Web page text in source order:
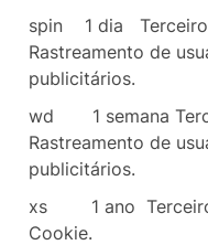
spin 1 dia
Rastreamento de
publicitários.
wd 1 semana
Rastreamento de
publicitários.
xs 1 ano
Cookie.